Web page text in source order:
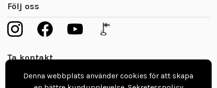
Följ oss
Ta kontakt
Boka tid till golvmästare
Denna webbplats använder cookies för att skapa